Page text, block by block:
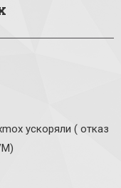
ускоряли ( отказ